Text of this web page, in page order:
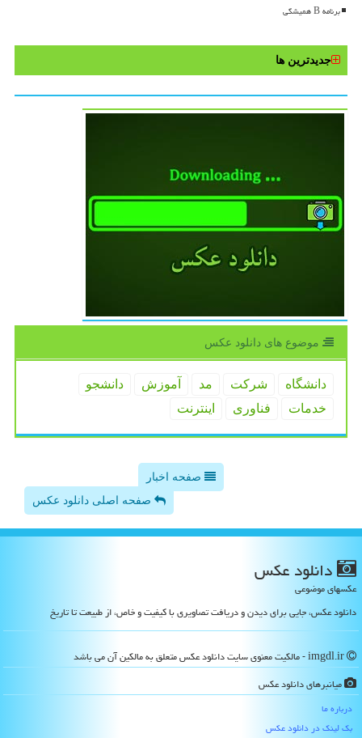
برنامه B همیشگی
جدیدترین ها
موضوع های دانلود عكس
دانشگاه شركت مد آموزش
دانشجو
خدمات
فناوری اینترنت
صفحه اخبار
صفحه اصلی دانلود عکس
دانلود عكس
عکسهای موضوعی
دانلود عکس، جایی برای دیدن و دریافت تصاویری با کیفیت و خاص، از طبیعت تا تاریخ
میانبرهای دانلود عكس
درباره ما
بک لینک در دانلود عكس